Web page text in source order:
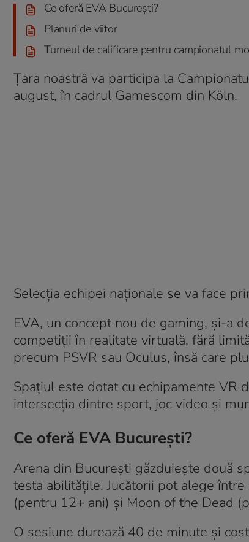
Ce oferă EVA București?
Planuri de viitor
Turneul de calificare pentru campionatul
Țara noastră va participa la
august, în cadrul Gamescom din Köln.
Selecția echipei naționale se va face
EVA, un concept nou de gaming, și-a
competiții în realitate virtuală, fără
precum PSVR sau Oculus, însă care
Spațiul este dotat cu echipamente VR
intersecția dintre sport, joc video și
Ce oferă EVA București?
Arena din București găzduiește două
testa abilitățile. Jucătorii pot alege
(pentru 12+ ani) și Moon of the Dead
O sesiune durează 40 de minute și